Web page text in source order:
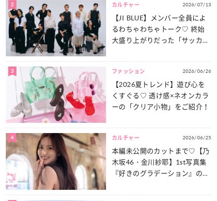
2 カルチャー 2026/07/13
【JI BLUE】メンバー全員によ
るわちゃわちゃトーク♡ 終始
大盛り上がりだった「サッカー
3 ファッション 2026/06/26
【2026夏トレンド】遊び心を
くすぐる♡ 透け感×ネオンカラ
ーの「クリア小物」をご紹介！
4 カルチャー 2026/06/25
本編未公開のカットまで♡【乃
木坂46・金川紗耶】1st写真集
『好きのグラデーション』の魅